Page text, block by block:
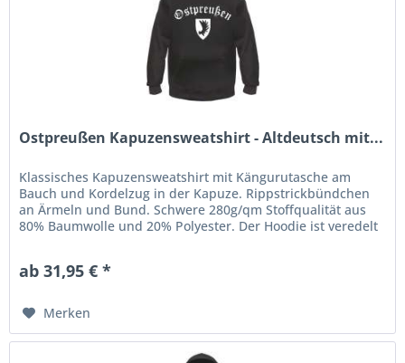
Ostpreußen Kapuzensweatshirt - Altdeutsch mit...
Klassisches Kapuzensweatshirt mit Kängurutasche am
Bauch und Kordelzug in der Kapuze. Rippstrickbündchen
an Ärmeln und Bund. Schwere 280g/qm Stoffqualität aus
80% Baumwolle und 20% Polyester. Der Hoodie ist veredelt
ab 31,95 € *
Merken